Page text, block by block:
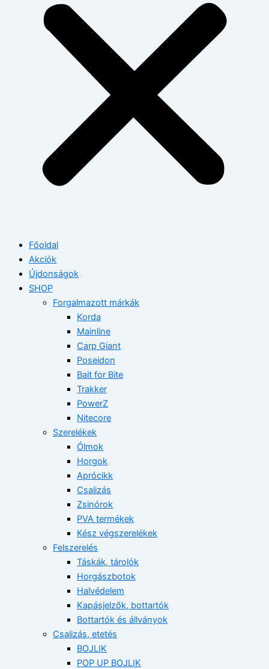
Főoldal
Akciók
Újdonságok
SHOP
Forgalmazott márkák
Korda
Mainline
Carp Giant
Poseidon
Bait for Bite
Trakker
PowerZ
Nitecore
Szerelékek
Ólmok
Horgok
Aprócikk
Csalizás
Zsinórok
PVA termékek
Kész végszerelékek
Felszerelés
Táskák, tárolók
Horgászbotok
Halvédelem
Kapásjelzők, bottartók
Bottartók és állványok
Csalizás, etetés
BOJLIK
POP UP BOJLIK